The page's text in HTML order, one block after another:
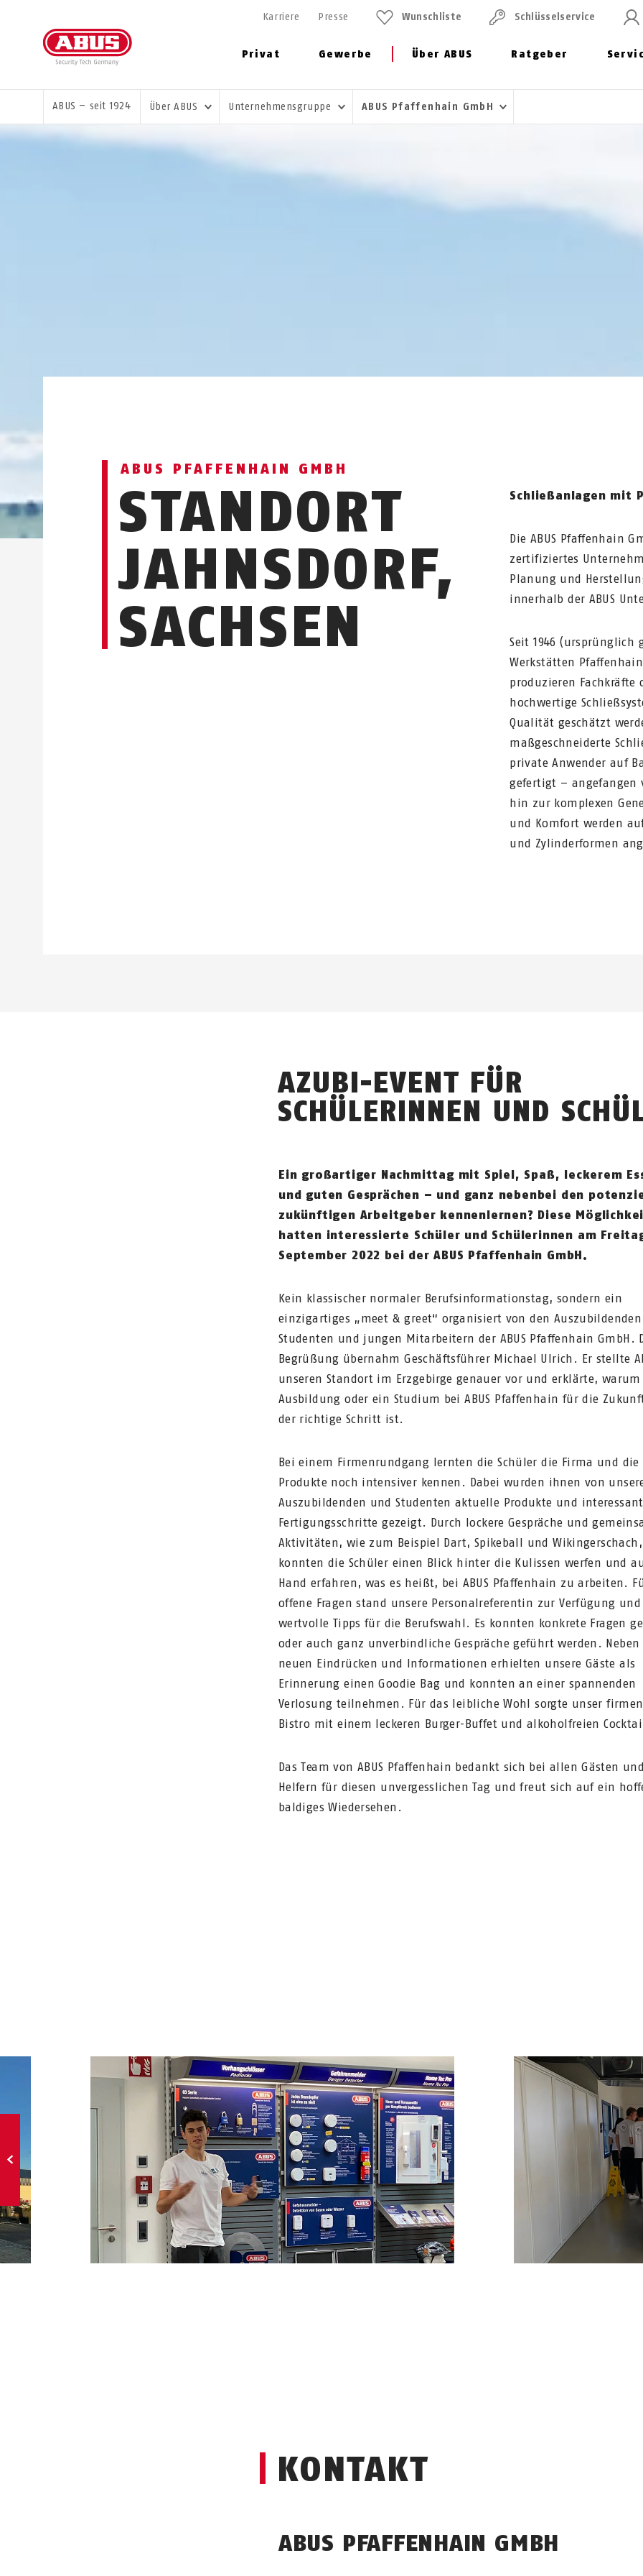
Privat Gewerbe Über ABUS Ratgeber
Karriere Presse Wunschliste Schlüssel­service
SIE SIND HIER:
ABUS – seit 1924 Über ABUS Unternehmensgruppe ABUS Pfaffenhain GmbH
ABUS PFAFFENHAIN GMBH
STANDORT
JAHNSDORF,
SACHSEN
Schließanlagen mit
Die ABUS Pfaffenhain
zertifiziertes
Planung und
innerhalb der ABUS
Seit 1946 (ursprünglich
Werkstätten
produzieren Fachkräfte
hochwertige
Qualität geschätzt
maßgeschneiderte
private Anwender auf
gefertigt – angefangen
hin zur komplexen
und Komfort werden
und Zylinderformen
AZUBI-EVENT FÜR
SCHÜLERINNEN UND
Ein großartiger Nachmittag mit Spiel, Spaß, leckerem
und guten Gesprächen – und ganz nebenbei den
zukünftigen Arbeitgeber kennenlernen? Diese
hatten interessierte Schüler und Schülerinnen am
September 2022 bei der ABUS Pfaffenhain GmbH.
Kein klassischer normaler Berufsinformationstag, sondern ein
einzigartiges „meet & greet“ organisiert von den
Studenten und jungen Mitarbeitern der ABUS Pfaffenhain GmbH.
Begrüßung übernahm Geschäftsführer Michael Ulrich. Er stellte
unseren Standort im Erzgebirge genauer vor und erklärte, warum
Ausbildung oder ein Studium bei ABUS Pfaffenhain für die
der richtige Schritt ist.
Bei einem Firmenrundgang lernten die Schüler die Firma und die
Produkte noch intensiver kennen. Dabei wurden ihnen von
Auszubildenden und Studenten aktuelle Produkte und
Fertigungsschritte gezeigt. Durch lockere Gespräche und
Aktivitäten, wie zum Beispiel Dart, Spikeball und Wikingerschach,
konnten die Schüler einen Blick hinter die Kulissen werfen und
Hand erfahren, was es heißt, bei ABUS Pfaffenhain zu arbeiten.
offene Fragen stand unsere Personalreferentin zur Verfügung und
wertvolle Tipps für die Berufswahl. Es konnten konkrete Fragen
oder auch ganz unverbindliche Gespräche geführt werden.
neuen Eindrücken und Informationen erhielten unsere Gäste als
Erinnerung einen Goodie Bag und konnten an einer spannenden
Verlosung teilnehmen. Für das leibliche Wohl sorgte unser
Bistro mit einem leckeren Burger-Buffet und alkoholfreien
Das Team von ABUS Pfaffenhain bedankt sich bei allen Gästen und
Helfern für diesen unvergesslichen Tag und freut sich auf ein
baldiges Wiedersehen.
KONTAKT
ABUS PFAFFENHAIN GMBH